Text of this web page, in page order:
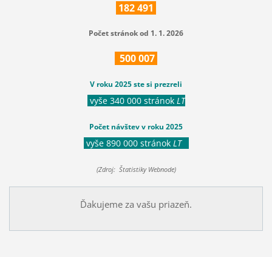
182491
Počet stránok od 1. 1. 2026
500007
V roku 2025 ste si prezreli
vyše 340 000 stránok LT
Počet návštev v roku 2025
vyše 890 000 stránok LT
(Zdroj: Štatistiky Webnode)
Ďakujeme za vašu priazeň.